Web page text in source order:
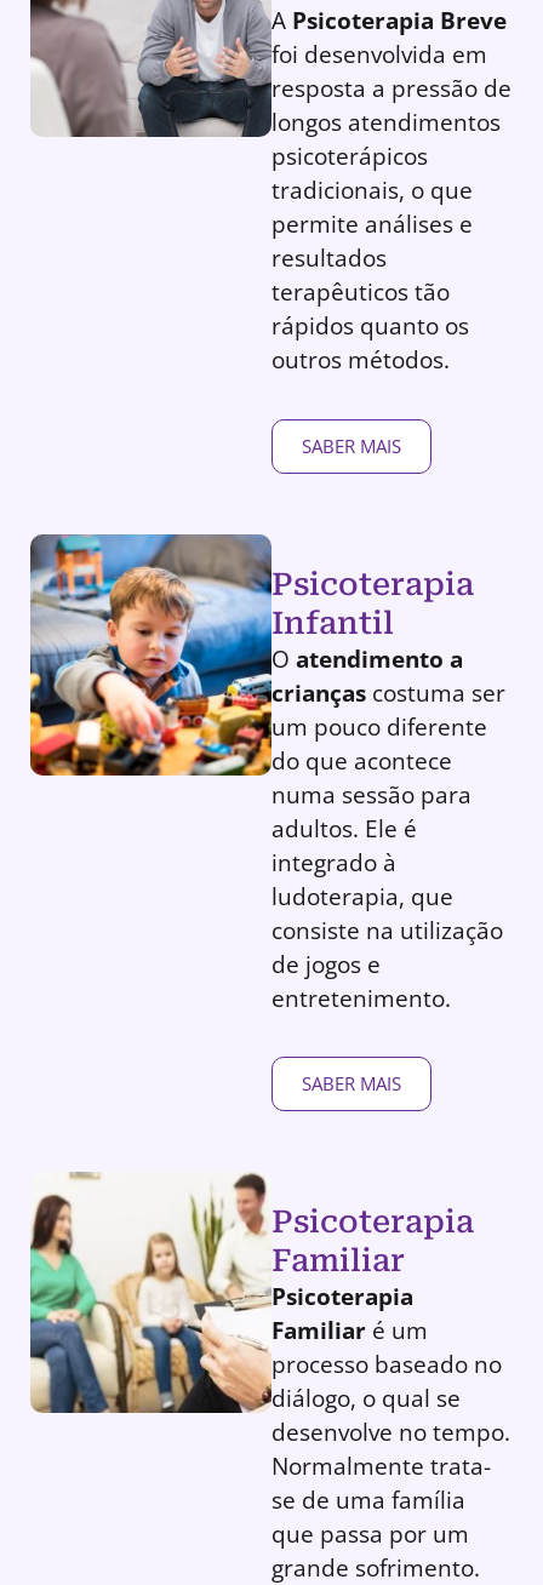
A Psicoterapia Breve
foi desenvolvida em
resposta a pressão de
longos atendimentos
psicoterápicos
tradicionais, o que
permite análises e
resultados
terapêuticos tão
rápidos quanto os
outros métodos.
SABER MAIS
Psicoterapia
Infantil
O atendimento a
crianças costuma ser
um pouco diferente
do que acontece
numa sessão para
adultos. Ele é
integrado à
ludoterapia, que
consiste na utilização
de jogos e
entretenimento.
SABER MAIS
Psicoterapia
Familiar
Psicoterapia
Familiar é um
processo baseado no
diálogo, o qual se
desenvolve no tempo.
Normalmente trata-
se de uma família
que passa por um
grande sofrimento.